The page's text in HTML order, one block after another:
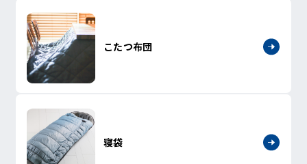
こたつ布団
寝袋